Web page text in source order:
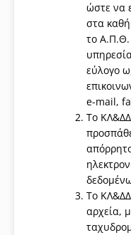
ώστε να
στα
το Α.Π.Θ.
εύλογο
e-mail,
Το
Το
αρχεία,